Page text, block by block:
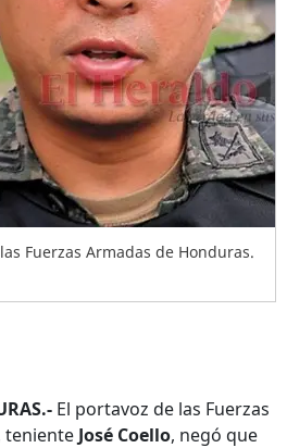
Fuerzas Armadas de Honduras.
El portavoz de las Fuerzas
teniente José Coello, negó que